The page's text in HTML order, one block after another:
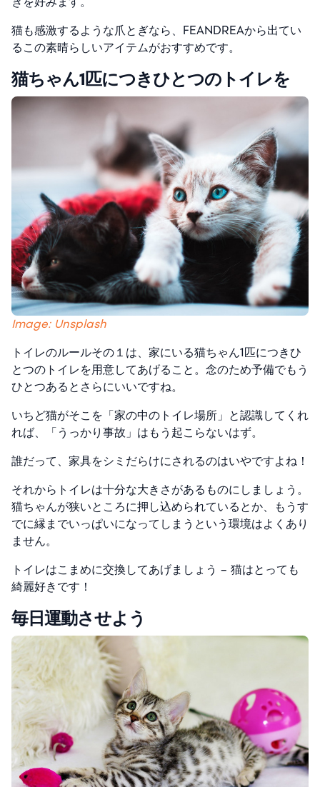
猫も感激するような爪とぎなら、FEANDREAから出てい
るこの素晴らしいアイテムがおすすめです。
猫ちゃん1匹につきひとつのトイレを
Image: Unsplash
トイレのルールその１は、家にいる猫ちゃん1匹につきひ
とつのトイレを用意してあげること。念のため予備でもう
ひとつあるとさらにいいですね。
いちど猫がそこを「家の中のトイレ場所」と認識してくれ
れば、「うっかり事故」はもう起こらないはず。
誰だって、家具をシミだらけにされるのはいやですよね！
それからトイレは十分な大きさがあるものにしましょう。
猫ちゃんが狭いところに押し込められているとか、もうす
でに縁までいっぱいになってしまうという環境はよくあり
ません。
トイレはこまめに交換してあげましょう – 猫はとっても
綺麗好きです！
毎日運動させよう